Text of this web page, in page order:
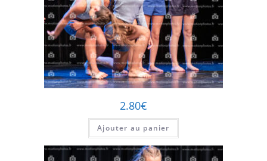
2.80€
Ajouter au panier